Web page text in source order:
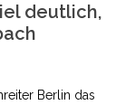
deutlich,
Berlin das